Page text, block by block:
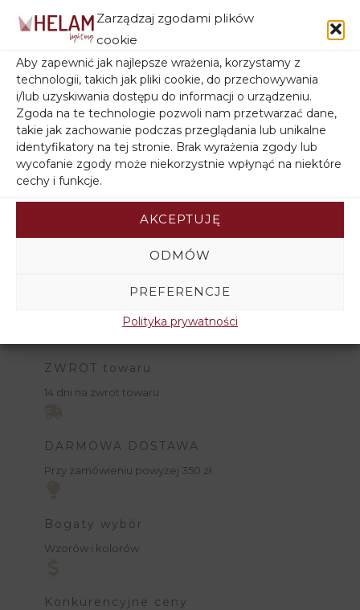
Zarządzaj zgodami plików
cookie
Aby zapewnić jak najlepsze wrażenia, korzystamy z
technologii, takich jak pliki cookie, do przechowywania
i/lub uzyskiwania dostępu do informacji o urządzeniu.
Zgoda na te technologie pozwoli nam przetwarzać dane,
takie jak zachowanie podczas przeglądania lub unikalne
identyfikatory na tej stronie. Brak wyrażenia zgody lub
wycofanie zgody może niekorzystnie wpłynąć na niektóre
cechy i funkcje.
AKCEPTUJĘ
ODMÓW
PREFERENCJE
Polityka prywatności
Filtruj wg ceny
Filtruj wg stanu magazynowego
ZWROT towaru
14 dni na zwrot towaru.
DARMOWA DOSTAWA
Przy zamówieniu powyżej 350 zł.
Bogaty wybór
Wzorów i kolorów
Konkurencyjne ceny